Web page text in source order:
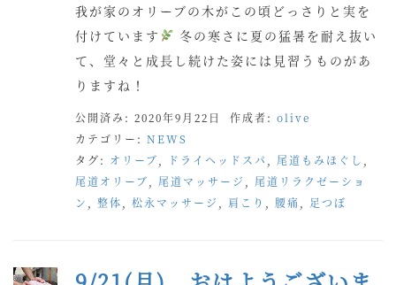
我が家のオリーブの木がこの頃どっさりと実を
付けています
冬の寒さに夏の猛暑を耐え抜い
て、堂々と成長し続けた姿には見習うものがあ
りますね！
公開済み: 2020年9月22日 作成者: olive
カテゴリー: NEWS
タグ: オリーブ ドライヘッドスパ 尾道もみほぐし
尾道オリーブ
尾道マッサージ
尾道リラクゼーショ
ン
整体 松永マッサージ 肩こり 腰痛 足つぼ